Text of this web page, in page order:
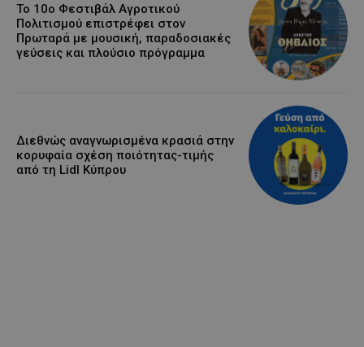
Το 10ο Φεστιβάλ Αγροτικού
Πολιτισμού επιστρέφει στον
Πρωταρά με μουσική, παραδοσιακές
γεύσεις και πλούσιο πρόγραμμα
Διεθνώς αναγνωρισμένα κρασιά στην
κορυφαία σχέση ποιότητας-τιμής
από τη Lidl Κύπρου